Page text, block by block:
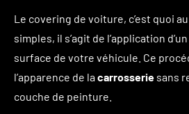
Le covering de voiture, c’est quoi
simples, il s’agit de l’application d’un
surface de votre véhicule. Ce
l’apparence de lacarrosserie sans
couche de peinture.